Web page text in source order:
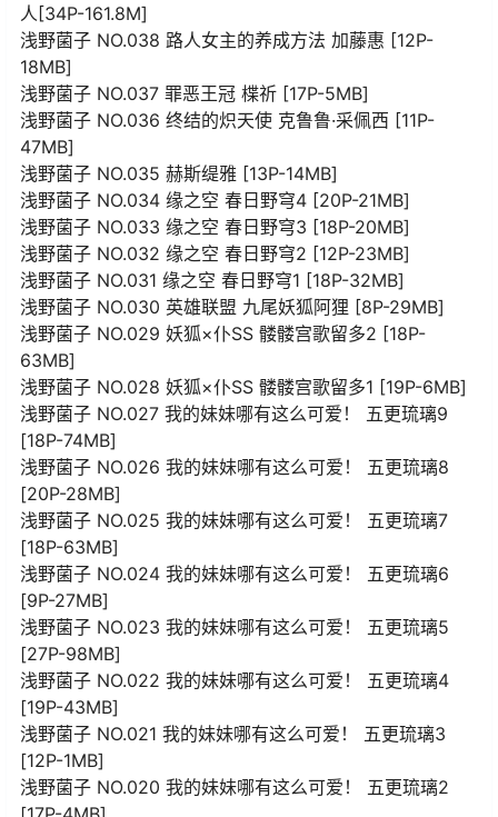
人[34P-161.8M]
浅野菌子 NO.038 路人女主的养成方法 加藤惠 [12P-
18MB]
浅野菌子 NO.037 罪恶王冠 楪祈 [17P-5MB]
浅野菌子 NO.036 终结的炽天使 克鲁鲁·采佩西 [11P-
47MB]
浅野菌子 NO.035 赫斯缇雅 [13P-14MB]
浅野菌子 NO.034 缘之空 春日野穹4 [20P-21MB]
浅野菌子 NO.033 缘之空 春日野穹3 [18P-20MB]
浅野菌子 NO.032 缘之空 春日野穹2 [12P-23MB]
浅野菌子 NO.031 缘之空 春日野穹1 [18P-32MB]
浅野菌子 NO.030 英雄联盟 九尾妖狐阿狸 [8P-29MB]
浅野菌子 NO.029 妖狐×仆SS 髅髅宫歌留多2 [18P-
63MB]
浅野菌子 NO.028 妖狐×仆SS 髅髅宫歌留多1 [19P-6MB]
浅野菌子 NO.027 我的妹妹哪有这么可爱！ 五更琉璃9
[18P-74MB]
浅野菌子 NO.026 我的妹妹哪有这么可爱！ 五更琉璃8
[20P-28MB]
浅野菌子 NO.025 我的妹妹哪有这么可爱！ 五更琉璃7
[18P-63MB]
浅野菌子 NO.024 我的妹妹哪有这么可爱！ 五更琉璃6
[9P-27MB]
浅野菌子 NO.023 我的妹妹哪有这么可爱！ 五更琉璃5
[27P-98MB]
浅野菌子 NO.022 我的妹妹哪有这么可爱！ 五更琉璃4
[19P-43MB]
浅野菌子 NO.021 我的妹妹哪有这么可爱！ 五更琉璃3
[12P-1MB]
浅野菌子 NO.020 我的妹妹哪有这么可爱！ 五更琉璃2